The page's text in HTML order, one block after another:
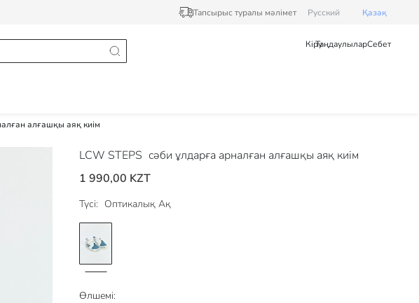
Тапсырыс туралы мәлімет Pусский Қазақ
КіруТаңдаулыларСебет
алғашқы аяқ киім
LCW STEPS сәби ұлдарға арналған алғашқы аяқ киім
1 990,00 KZT
Түсі: Оптикалық Ақ
Өлшемі: